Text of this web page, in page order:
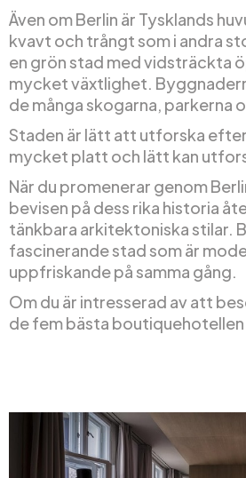
Även om Berlin är Tysklands
kvavt och trångt som i andra
en grön stad med vidsträckta
mycket växtlighet.
de många skogarna, parkerna
Staden är lätt att utforska
mycket platt och lätt kan
När du promenerar genom
bevisen på dess rika historia
tänkbara arkitektoniska stilar.
fascinerande stad som är
uppfriskande på samma gång.
Om du är intresserad av att
de fem bästa boutiquehotellen